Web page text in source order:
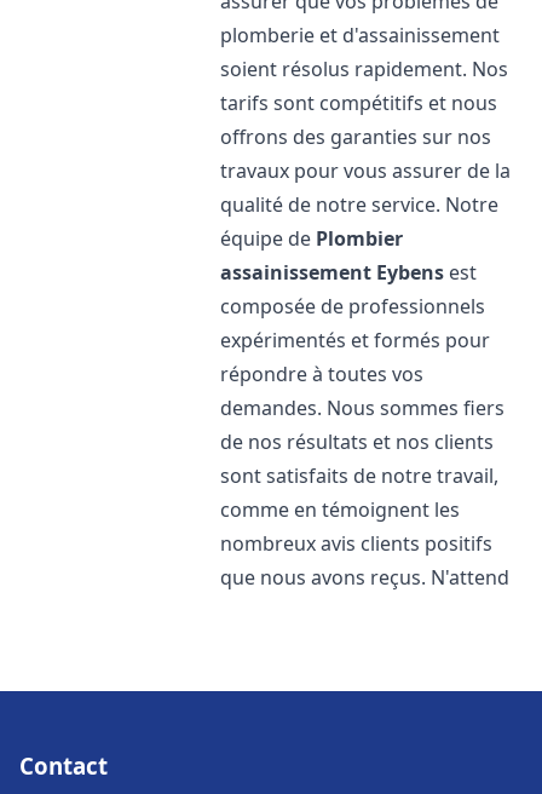
plomberie et d'assainissement
soient résolus rapidement. Nos
tarifs sont compétitifs et nous
offrons des garanties sur nos
travaux pour vous assurer de la
qualité de notre service. Notre
équipe de Plombier
assainissement Eybens est
composée de professionnels
expérimentés et formés pour
répondre à toutes vos
demandes. Nous sommes fiers
de nos résultats et nos clients
sont satisfaits de notre travail,
comme en témoignent les
nombreux avis clients positifs
que nous avons reçus. N'attend
Contact